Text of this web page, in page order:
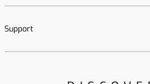
Support